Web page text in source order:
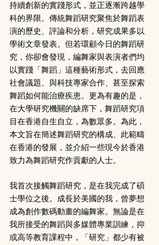
持續創新的實踐形式，並正逐漸跨越學
科的界限。傳統舞蹈研究聚焦於舞蹈表
演的歷史、評論和分析，研究成果多以
學術文章發表。但若環顧今日的舞蹈研
究，你卻會發現，編舞家與表演者們均
以實踐「舞蹈」這種藝術形式，去回應
社會議題、與科技專家合作、甚至探索
舞蹈如何能治療疾患。更為有趣的是，
在大學研究機關的缺席下，舞蹈研究項
目在香港自生自立，為數眾多。為此，
本文旨在簡述舞蹈研究的構成、此範疇
在香港的發展，並介紹一些現今於香港
致力為舞蹈研究作貢獻的人士。
我首次接觸舞蹈研究，是在我完成了碩
士學位之後。成長於美國的我，曾夢想
成為創作數碼動畫的編舞家。無論是在
我所接受的舞蹈與多媒體專業訓練，抑
或高等教育課程中，「研究」都少有被